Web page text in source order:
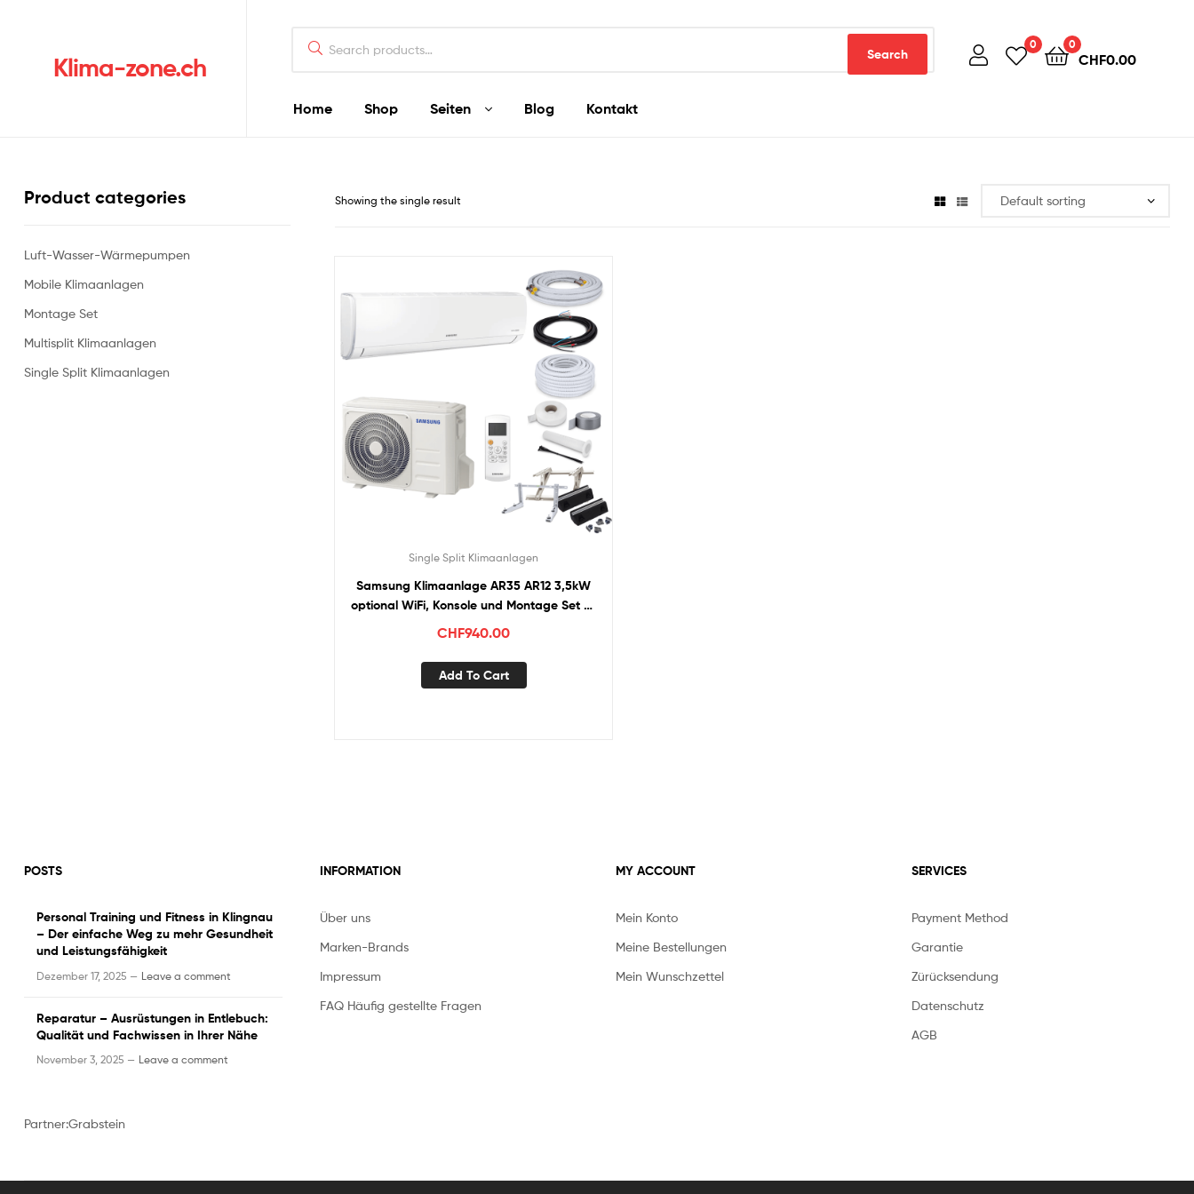
Klima-zone.ch Search
0 0
CHF0.00
Home Shop Seiten Blog Kontakt
Showing the single result
Single Split Klimaanlagen
Samsung Klimaanlage AR35 AR12 3,5kW
optional WiFi, Konsole und Montage Set 3-
25m
CHF940.00
Add To Cart
Product categories
Luft-Wasser-Wärmepumpen
Mobile Klimaanlagen
Montage Set
Multisplit Klimaanlagen
Single Split Klimaanlagen
POSTS
Personal Training und Fitness in Klingnau
– Der einfache Weg zu mehr Gesundheit
und Leistungsfähigkeit
Dezember 17, 2025 — Leave a comment
Reparatur – Ausrüstungen in Entlebuch:
Qualität und Fachwissen in Ihrer Nähe
November 3, 2025 — Leave a comment
Partner:Grabstein
INFORMATION
Über uns
Marken-Brands
Impressum
FAQ Häufig gestellte Fragen
MY ACCOUNT
Mein Konto
Meine Bestellungen
Mein Wunschzettel
SERVICES
Payment Method
Garantie
Zürücksendung
Datenschutz
AGB